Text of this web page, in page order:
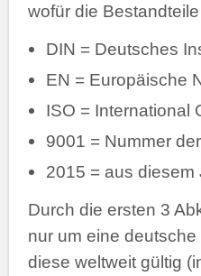
wofür die
DIN = Deutsches
EN = Europäische
ISO = International
9001 = Nummer
2015 = aus diesem
Durch die ersten 3
nur um eine
diese weltweit gültig